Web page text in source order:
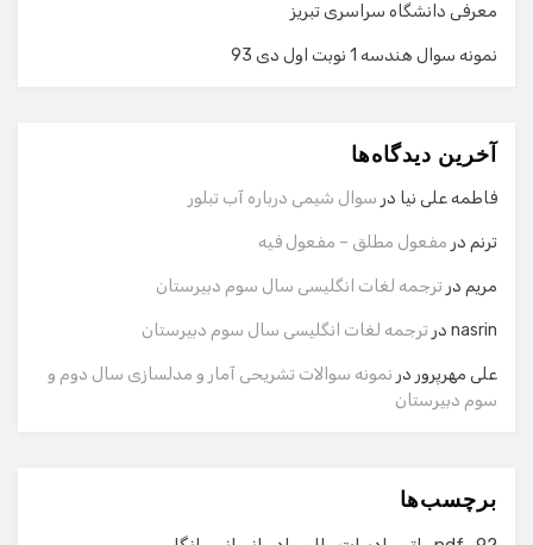
معرفی دانشگاه سراسری تبریز
نمونه سوال هندسه 1 نوبت اول دی 93
آخرین دیدگاه‌ها
فاطمه علی نیا در سوال شیمی درباره آب تبلور
ترنم در مفعول مطلق – مفعول فیه
مریم در ترجمه لغات انگلیسی سال سوم دبیرستان
nasrin در ترجمه لغات انگلیسی سال سوم دبیرستان
علی مهرپرور در نمونه سوالات تشریحی آمار و مدلسازی سال دوم و
سوم دبیرستان
برچسب‌ها
گفت‌وگو با دستیار هوشمند
سلام! برای شروع گفت‌وگو لطفاً شماره تماس یا ایمیل خود را
وارد کنید.
ایمیل